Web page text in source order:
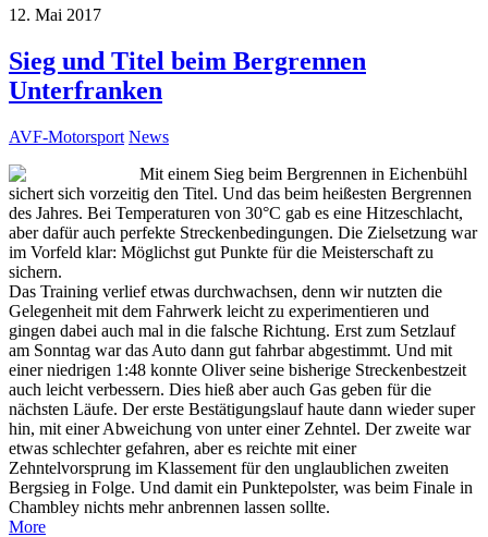
12. Mai 2017
Sieg und Titel beim Bergrennen
Unterfranken
AVF-Motorsport News
Mit einem Sieg beim Bergrennen in Eichenbühl
sichert sich vorzeitig den Titel. Und das beim heißesten Bergrennen
des Jahres. Bei Temperaturen von 30°C gab es eine Hitzeschlacht,
aber dafür auch perfekte Streckenbedingungen. Die Zielsetzung war
im Vorfeld klar: Möglichst gut Punkte für die Meisterschaft zu
sichern.
Das Training verlief etwas durchwachsen, denn wir nutzten die
Gelegenheit mit dem Fahrwerk leicht zu experimentieren und
gingen dabei auch mal in die falsche Richtung. Erst zum Setzlauf
am Sonntag war das Auto dann gut fahrbar abgestimmt. Und mit
einer niedrigen 1:48 konnte Oliver seine bisherige Streckenbestzeit
auch leicht verbessern. Dies hieß aber auch Gas geben für die
nächsten Läufe. Der erste Bestätigungslauf haute dann wieder super
hin, mit einer Abweichung von unter einer Zehntel. Der zweite war
etwas schlechter gefahren, aber es reichte mit einer
Zehntelvorsprung im Klassement für den unglaublichen zweiten
Bergsieg in Folge. Und damit ein Punktepolster, was beim Finale in
Chambley nichts mehr anbrennen lassen sollte.
More